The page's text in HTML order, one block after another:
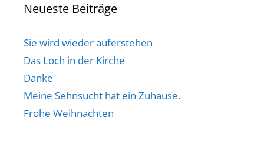
Neueste Beiträge
Sie wird wieder auferstehen
Das Loch in der Kirche
Danke
Meine Sehnsucht hat ein Zuhause.
Frohe Weihnachten